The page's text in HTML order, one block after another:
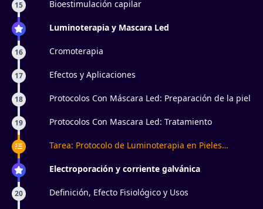
15 Bioestimulación capilar
Luminoterapia y Mascara Led
16 Cromoterapia
17 Efectos y Aplicaciones
18 Protocolos Con Máscara Led: Preparación de la piel
19 Protocolos Con Mascara Led: Tratamiento
Tarea: Protocolo de Luminoterapia en Pieles
Electroporación y corriente galvánica
20 Definición, Efecto Fisiológico y Usos